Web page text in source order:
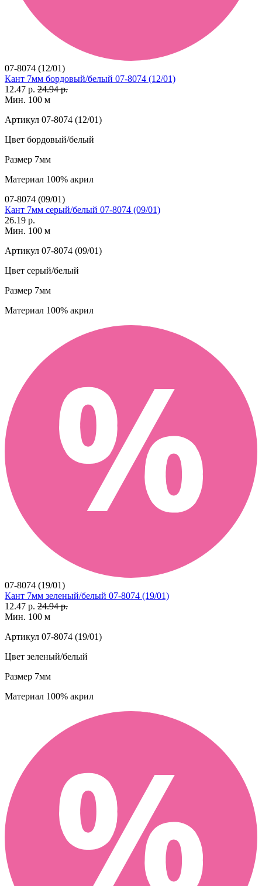
07-8074 (12/01)
Кант 7мм бордовый/белый 07-8074 (12/01)
12.47 р. 24.94 р.
Мин. 100 м
Артикул 07-8074 (12/01)
Цвет бордовый/белый
Размер 7мм
Материал 100% акрил
07-8074 (09/01)
Кант 7мм серый/белый 07-8074 (09/01)
26.19 р.
Мин. 100 м
Артикул 07-8074 (09/01)
Цвет серый/белый
Размер 7мм
Материал 100% акрил
07-8074 (19/01)
Кант 7мм зеленый/белый 07-8074 (19/01)
12.47 р. 24.94 р.
Мин. 100 м
Артикул 07-8074 (19/01)
Цвет зеленый/белый
Размер 7мм
Материал 100% акрил